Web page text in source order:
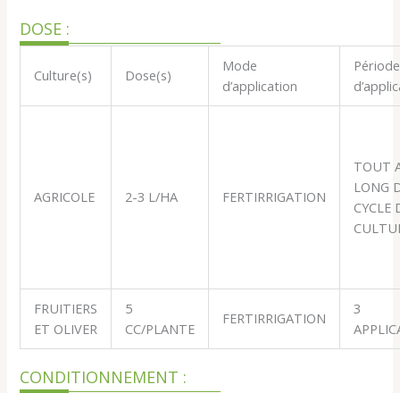
DOSE :
Culture(s) Dose(s)
Mode
d’application
Période
AGRICOLE 2-3 L/HA FERTIRRIGATION
TOUT
LONG
CYCLE
FRUITIERS
ET OLIVER
5
CC/PLANTE
FERTIRRIGATION
3
CONDITIONNEMENT :